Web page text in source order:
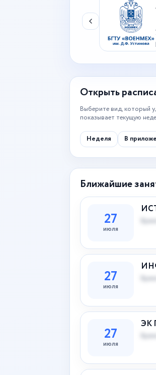
Открыть
Выберите вид, который
показывает текущую
Неделя В
Ближайшие
27
июля
27
июля
27
июля
ЭК